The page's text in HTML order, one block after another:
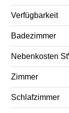
Verfügbarkeit
Badezimmer
Nebenkosten
Zimmer
Schlafzimmer